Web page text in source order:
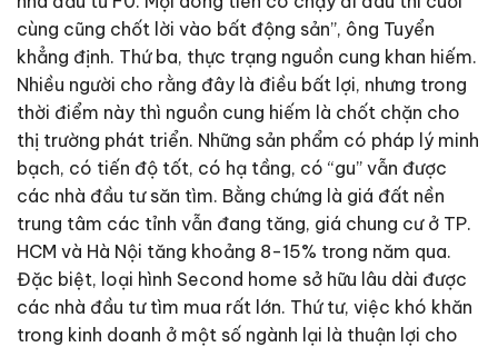
cùng cũng chốt lời vào bất động sản”, ông Tuyển
khẳng định. Thứ ba, thực trạng nguồn cung khan hiếm.
Nhiều người cho rằng đây là điều bất lợi, nhưng trong
thời điểm này thì nguồn cung hiếm là chốt chặn cho
thị trường phát triển. Những sản phẩm có pháp lý minh
bạch, có tiến độ tốt, có hạ tầng, có “gu” vẫn được
các nhà đầu tư săn tìm. Bằng chứng là giá đất nền
trung tâm các tỉnh vẫn đang tăng, giá chung cư ở TP.
HCM và Hà Nội tăng khoảng 8-15% trong năm qua.
Đặc biệt, loại hình Second home sở hữu lâu dài được
các nhà đầu tư tìm mua rất lớn. Thứ tư, việc khó khăn
trong kinh doanh ở một số ngành lại là thuận lợi cho